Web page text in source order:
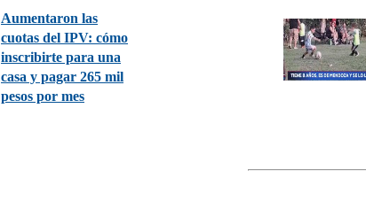
Aumentaron las
cuotas del IPV: cómo
inscribirte para una
casa y pagar 265 mil
pesos por mes